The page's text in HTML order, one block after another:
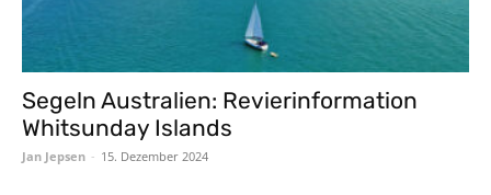
Segeln Australien: Revierinformation
Whitsunday Islands
Jan Jepsen - 15. Dezember 2024